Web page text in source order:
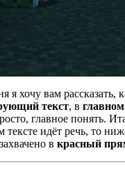
я хочу вам рассказать,
текст, в
главное понять.
тексте идёт речь, то
в красный